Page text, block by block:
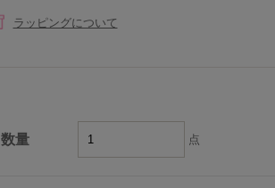
ラッピングについて
数量 点